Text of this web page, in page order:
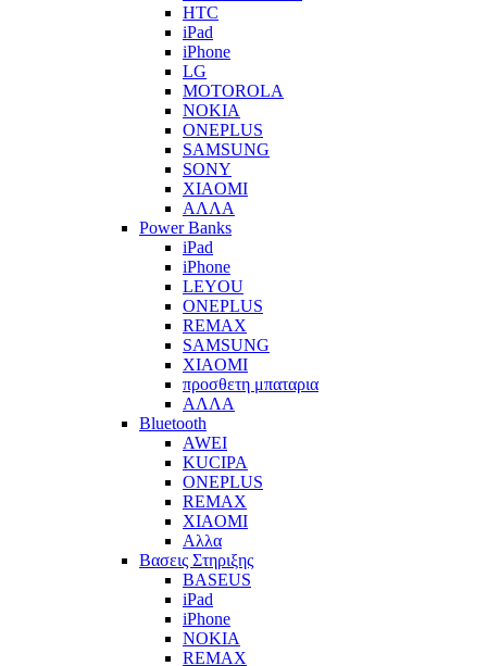
HTC
iPad
iPhone
LG
MOTOROLA
NOKIA
ONEPLUS
SAMSUNG
SONY
XIAOMI
ΑΛΛΑ
Power Banks
iPad
iPhone
LEYOU
ONEPLUS
REMAX
SAMSUNG
XIAOMI
προσθετη μπαταρια
ΑΛΛΑ
Bluetooth
AWEI
KUCIPA
ONEPLUS
REMAX
XIAOMI
Αλλα
Βασεις Στηριξης
BASEUS
iPad
iPhone
NOKIA
REMAX